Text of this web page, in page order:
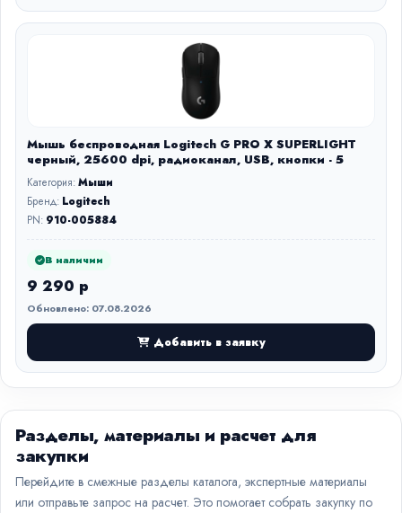
Мышь беспроводная Logitech G PRO X SUPERLIGHT
черный, 25600 dpi, радиоканал, USB, кнопки - 5
Категория:Мыши
Бренд: Logitech
PN: 910-005884
В наличии
9 290 р
Обновлено: 07.08.2026
Добавить в заявку
Разделы, материалы и расчет для
закупки
Перейдите в смежные разделы каталога, экспертные материалы
или отправьте запрос на расчет. Это помогает собрать закупку по